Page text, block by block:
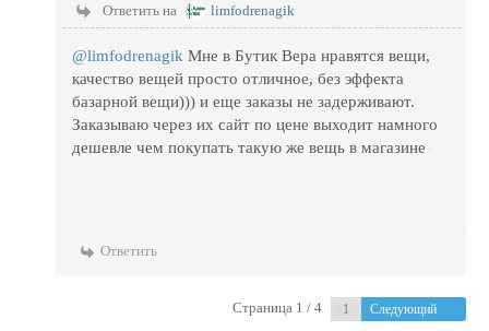
Ответить на limfodrenagik
@limfodrenagik Мне в Бутик Вера нравятся вещи,
качество вещей просто отличное, без эффекта
базарной вещи))) и еще заказы не задерживают.
Заказываю через их сайт по цене выходит намного
дешевле чем покупать такую же вещь в магазине
Ответить
Страница 1 / 4 Следующий